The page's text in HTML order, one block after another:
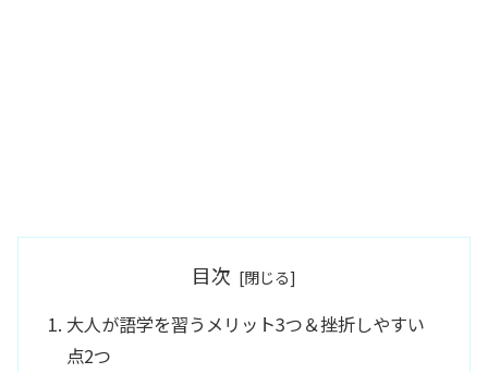
目次
大人が語学を習うメリット3つ＆挫折しやすい
点2つ